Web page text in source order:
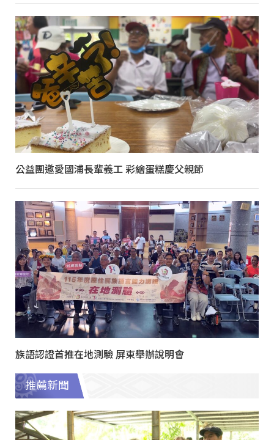
公益團邀愛國浦長輩義工 彩繪蛋糕慶父親節
族語認證首推在地測驗 屏東舉辦說明會
推薦新聞